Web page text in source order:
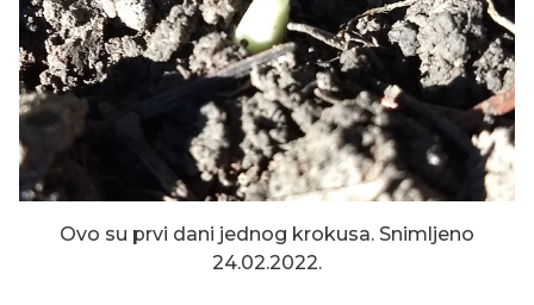
Ovo su prvi dani jednog krokusa. Snimljeno
24.02.2022.
Gary Brooker (29.05.1945 –